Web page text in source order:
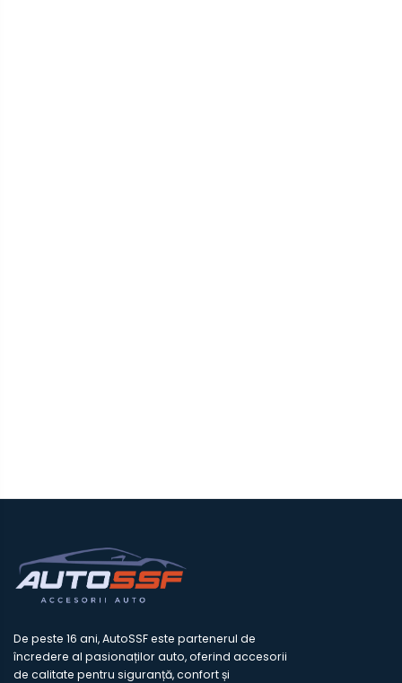
De peste 16 ani, AutoSSF este partenerul de
încredere al pasionaților auto, oferind accesorii
de calitate pentru siguranță, confort și